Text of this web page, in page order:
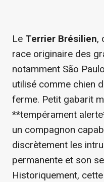
Le Terrier Brésilien,
race originaire des
notamment São
utilisé comme chien
ferme. Petit gabarit
**tempérament
un compagnon
discrètement les
permanente et son
Historiquement,